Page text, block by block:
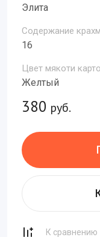
Элита
Содержание
16
Цвет мякоти
Желтый
380 руб.
К сравнению